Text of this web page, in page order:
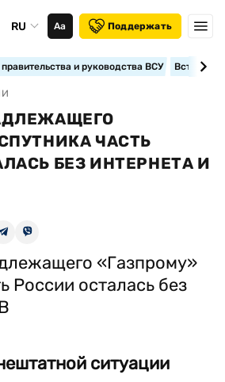
RU Аа Поддержать
и руководства ВСУ
ЧАСТЬ
БЕЗ ИНТЕРНЕТА И
ситуации